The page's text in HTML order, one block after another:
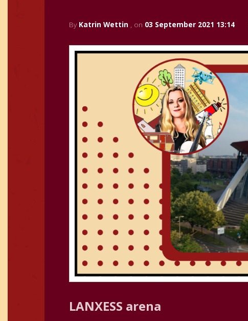
By Katrin Wettin , on 03 September 2021 13:14
LANXESS arena